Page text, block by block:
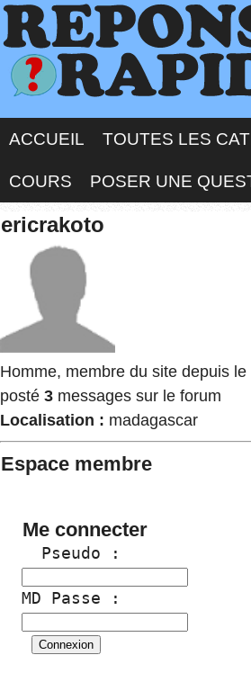
ACCUEIL TOUTES LES
COURS POSER UNE
ericrakoto
Homme, membre du site depuis le
posté 3 messages sur le forum
Localisation : madagascar
Espace membre
Me connecter
  Pseudo :
MD Passe :